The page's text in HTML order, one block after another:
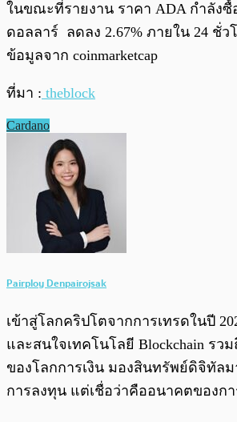
ในขณะที่รายงาน ราคา ADA กำลังซื้
ดอลลาร์ ลดลง 2.67% ภายใน 24 ชั่ว
ข้อมูลจาก coinmarketcap
ที่มา : theblock
Cardano
Pairploy Denpairojsak
เข้าสู่โลกคริปโตจากการเทรดในปี
และสนใจเทคโนโลยี Blockchain รว
ของโลกการเงิน มองสินทรัพย์ดิจิทัล
การลงทุน แต่เชื่อว่าคืออนาคตของกา